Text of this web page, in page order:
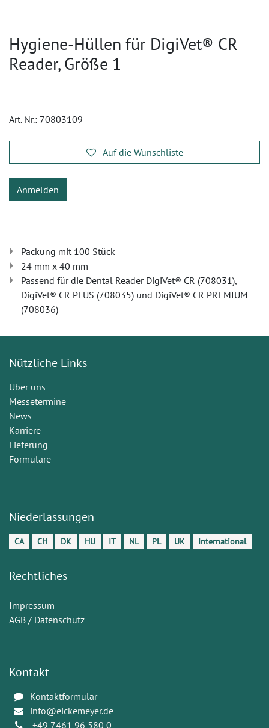
Hygiene-Hüllen für DigiVet® CR
Reader, Größe 1
Art. Nr.: 70803109
Auf die Wunschliste
Anmelden
Packung mit 100 Stück
24 mm x 40 mm
Passend für die Dental Reader DigiVet® CR (708031),
DigiVet® CR PLUS (708035) und DigiVet® CR PREMIUM
(708036)
Nützliche Links
Über uns
Messetermine
News
Karriere
Lieferung
Formulare
Niederlassungen
CA CH DK HU IT NL PL UK International
Rechtliches
Impressum
AGB / Datenschutz
Kontakt
Kontaktformular
info@eickemeyer.de
+49 7461 96 580 0